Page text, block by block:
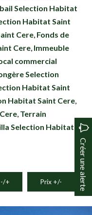
Selection Habitat
Habitat Saint
Cere Fonds de
Cere Immeuble
commercial
Selection
Habitat Saint
Habitat Saint Cere
Terrain
Selection Habitat
Créer une alerte
+ Prix +/-